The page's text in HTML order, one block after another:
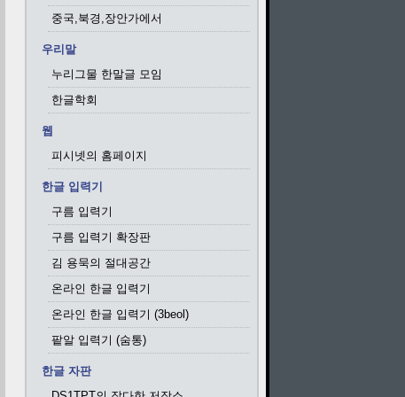
중국,북경,장안가에서
우리말
누리그물 한말글 모임
한글학회
웹
피시넷의 홈페이지
한글 입력기
구름 입력기
구름 입력기 확장판
김 용묵의 절대공간
온라인 한글 입력기
온라인 한글 입력기 (3beol)
팥알 입력기 (숨통)
한글 자판